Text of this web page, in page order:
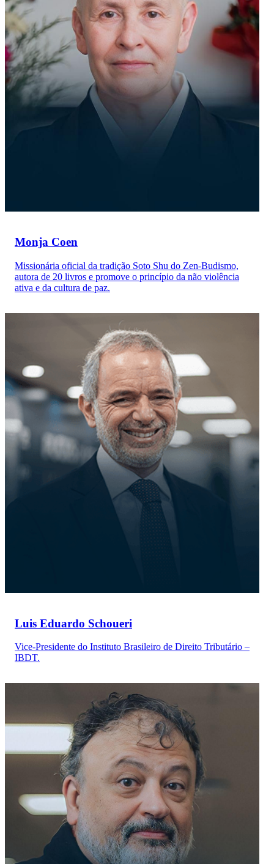
Monja Coen
Missionária oficial da tradição Soto Shu do Zen-Budismo,
autora de 20 livros e promove o princípio da não violência
ativa e da cultura de paz.
Luis Eduardo Schoueri
Vice-Presidente do Instituto Brasileiro de Direito Tributário –
IBDT.